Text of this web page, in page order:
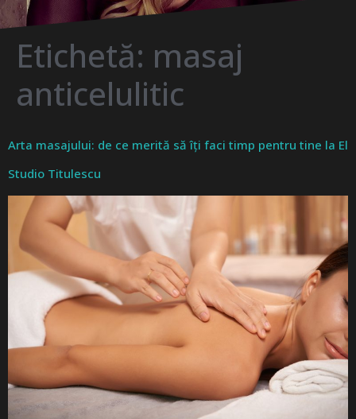
Etichetă: masaj
anticelulitic
Arta masajului: de ce merită să îți faci timp pentru tine la El
Studio Titulescu